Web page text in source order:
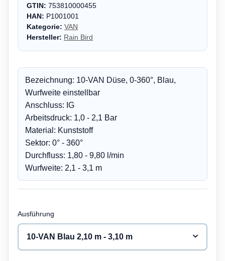
GTIN: 753810000455
HAN: P1001001
Kategorie:VAN
Hersteller: Rain Bird
Bezeichnung: 10-VAN Düse, 0-360°, Blau,
Wurfweite einstellbar
Anschluss: IG
Arbeitsdruck: 1,0 - 2,1 Bar
Material: Kunststoff
Sektor: 0° - 360°
Durchfluss: 1,80 - 9,80 l/min
Wurfweite: 2,1 - 3,1 m
Ausführung
10-VAN Blau 2,10 m - 3,10 m